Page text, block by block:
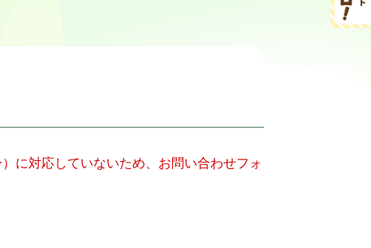
に対応していないため、お問い合わせフォ